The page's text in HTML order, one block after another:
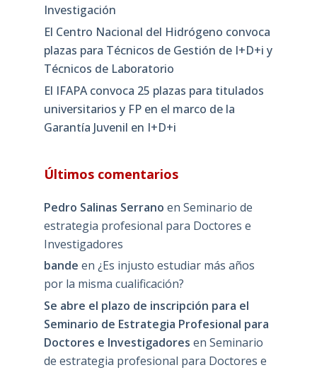
Investigación
El Centro Nacional del Hidrógeno convoca
plazas para Técnicos de Gestión de I+D+i y
Técnicos de Laboratorio
El IFAPA convoca 25 plazas para titulados
universitarios y FP en el marco de la
Garantía Juvenil en I+D+i
Últimos comentarios
Pedro Salinas Serrano en Seminario de
estrategia profesional para Doctores e
Investigadores
bande en ¿Es injusto estudiar más años
por la misma cualificación?
Se abre el plazo de inscripción para el
Seminario de Estrategia Profesional para
Doctores e Investigadores en Seminario
de estrategia profesional para Doctores e